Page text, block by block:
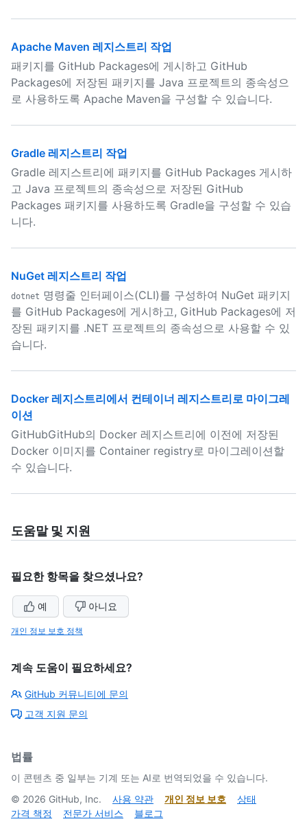
Apache Maven 레지스트리 작업
패키지를 GitHub Packages에 게시하고 GitHub
Packages에 저장된 패키지를 Java 프로젝트의 종속성으
로 사용하도록 Apache Maven을 구성할 수 있습니다.
Gradle 레지스트리 작업
Gradle 레지스트리에 패키지를 GitHub Packages 게시하
고 Java 프로젝트의 종속성으로 저장된 GitHub
Packages 패키지를 사용하도록 Gradle을 구성할 수 있습
니다.
NuGet 레지스트리 작업
dotnet 명령줄 인터페이스(CLI)를 구성하여 NuGet 패키지
를 GitHub Packages에 게시하고, GitHub Packages에 저
장된 패키지를 .NET 프로젝트의 종속성으로 사용할 수 있
습니다.
Docker 레지스트리에서 컨테이너 레지스트리로 마이그레
이션
GitHubGitHub의 Docker 레지스트리에 이전에 저장된
Docker 이미지를 Container registry로 마이그레이션할
수 있습니다.
도움말 및 지원
필요한 항목을 찾으셨나요?
예 아니요
개인 정보 보호 정책
계속 도움이 필요하세요?
GitHub 커뮤니티에 문의
고객 지원 문의
법률
이 콘텐츠 중 일부는 기계 또는 AI로 번역되었을 수 있습니다.
© 2026 GitHub, Inc. 사용 약관 개인 정보 보호
상태
가격 책정
전문가 서비스 블로그